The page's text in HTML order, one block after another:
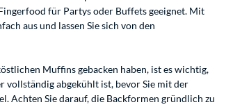
für Partys oder Buffets geeignet. Mit
aus und lassen Sie sich von den
Muffins gebacken haben, ist es wichtig,
vollständig abgekühlt ist, bevor Sie mit der
Achten Sie darauf, die Backformen gründlich zu